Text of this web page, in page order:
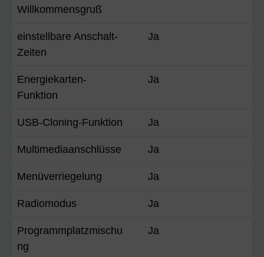
Willkommensgruß
einstellbare Anschalt-
Zeiten
Ja
Energiekarten-
Funktion
Ja
USB-Cloning-Funktion Ja
Multimediaanschlüsse Ja
Menüverriegelung Ja
Radiomodus Ja
Programmplatzmischu
ng
Ja